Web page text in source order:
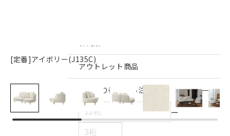
アウトレット商品
見積もり番号から注文する
ー
[定番]アイボリー(J135C)